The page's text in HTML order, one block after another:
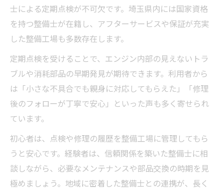
士による定期点検が不可欠です。埼玉県内には国家資格
を持つ整備士が在籍し、アフターサービスや保証が充実
した整備工場も多数存在します。
定期点検を受けることで、エンジン内部の見えないトラ
ブルや消耗部品の早期発見が期待できます。利用者から
は「小さな不具合でも親身に対応してもらえた」「修理
後のフォローが丁寧で安心」といった声も多く寄せられ
ています。
初心者は、点検や修理の履歴を整備工場に管理してもら
うと安心です。経験者は、信頼関係を築いた整備士に相
談しながら、必要なメンテナンスや部品交換の時期を見
極めましょう。地域に密着した整備士との連携が、長く